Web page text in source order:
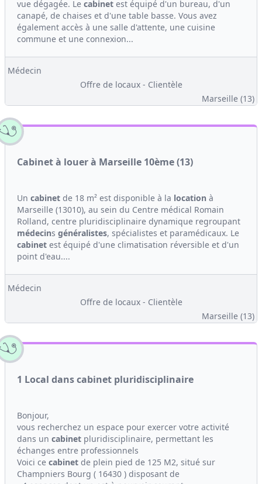
vue dégagée. Le cabinet est équipé d'un bureau, d'un
canapé, de chaises et d'une table basse. Vous avez
également accès à une salle d'attente, une cuisine
commune et une connexion...
Médecin
Offre de locaux - Clientèle
Marseille (13)
Cabinet à louer à Marseille 10ème (13)
Un cabinet de 18 m² est disponible à la location à
Marseille (13010), au sein du Centre médical Romain
Rolland, centre pluridisciplinaire dynamique regroupant
médecins généralistes, spécialistes et paramédicaux. Le
cabinet est équipé d'une climatisation réversible et d'un
point d'eau....
Médecin
Offre de locaux - Clientèle
Marseille (13)
1 Local dans cabinet pluridisciplinaire
Bonjour,
vous recherchez un espace pour exercer votre activité
dans un cabinet pluridisciplinaire, permettant les
échanges entre professionnels
Voici ce cabinet de plein pied de 125 M2, situé sur
Champniers Bourg ( 16430 ) disposant de